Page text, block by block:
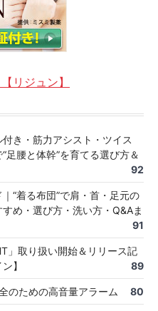
リジュン】
付き・筋力アシスト・ツイス
足腰と体幹”を育てる選び方＆
92
“着る布団”で肩・首・足元の
め・選び方・洗い方・Q&Aま
91
」取り扱い開始＆リリース記
】
89
のための高音量アラーム 80